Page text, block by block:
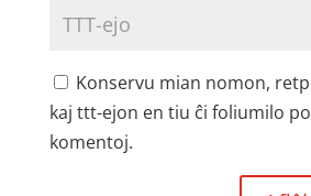
Konservu mian nomon,
kaj ttt-ejon en tiu ĉi foliumilo
komentoj.